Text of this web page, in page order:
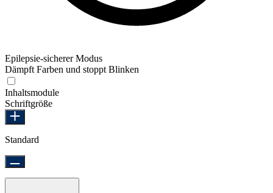
Epilepsie-sicherer Modus
Dämpft Farben und stoppt Blinken
Inhaltsmodule
Schriftgröße
Standard